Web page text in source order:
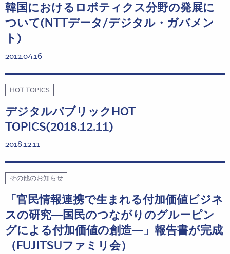
韓国におけるロボティクス分野の発展に
ついて(NTTデータ/デジタル・ガバメン
ト)
2012.04.16
HOT TOPICS
デジタルパブリックHOT
TOPICS(2018.12.11)
2018.12.11
その他のお知らせ
「官民情報連携で生まれる付加価値ビジネ
スの研究―国民のつながりのグルーピン
グによる付加価値の創造―」報告書が完成
（FUJITSUファミリ会）